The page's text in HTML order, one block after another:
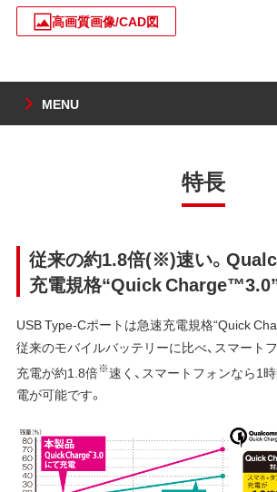
高画質画像/CAD図
MENU
特長
従来の約1.8倍(※)速い。
充電規格“Quick
USB Type-Cポートは急速充電規格“Quick
従来のモバイルバッテリーに比べ、スマート
充電が約1.8倍※速く、スマートフォンなら1
電が可能です。